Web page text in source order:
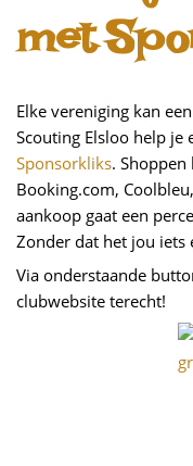
met
Elke vereniging kan
Scouting Elsloo help
Sponsorkliks.
Booking.com,
aankoop gaat een
Zonder dat het jou iets
Via onderstaande
clubwebsite terecht!